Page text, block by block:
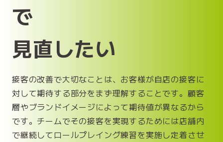
で
見直したい
接客の改善で大切なことは、お客様が自店の接客に
対して期待する部分をまず理解することです。顧客
層やブランドイメージによって期待値が異なるから
です。チームでその接客を実現するためには店舗内
で継続してロールプレイング練習を実施し定着させ